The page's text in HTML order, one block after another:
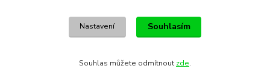
Souhlasím s využitím vybraných souborů cookies
Nastavení Souhlasím
Souhlas můžete odmítnout zde.